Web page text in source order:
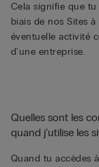
Cela signifie que
biais de nos Sites
éventuelle activité
d'une entreprise.
Quelles sont les
quand j’utilise les
Quand tu accèdes